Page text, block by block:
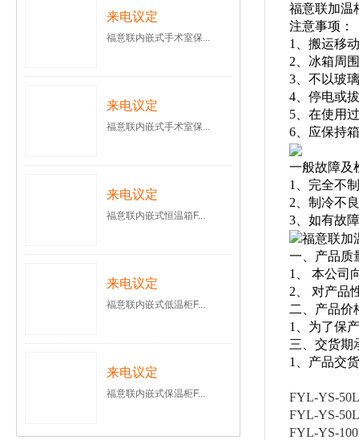
来电议定
福意联内嵌式手术室保...
来电议定
福意联内嵌式手术室保...
来电议定
福意联内嵌式恒温箱F...
来电议定
福意联内嵌式低温柜F...
来电议定
福意联内嵌式保温柜F...
福意联加温
注意事项：
1、搬运移
2、冰箱周
3、不以玻
4、停电或
5、在使用
6、应保持
一般故障及
1、完全不
2、制冷不
3、如有故
一、产品质
1、 本公司
2、 对产品
二、产品价
1、为了保
三、交货期
1、产品交
FYL-YS-50L
FYL-YS-
FYL-YS-